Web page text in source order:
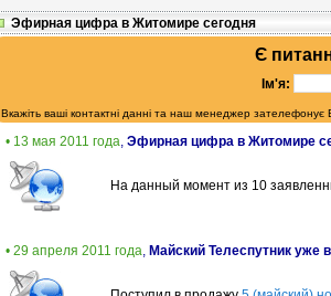
Эфирная цифра в Житомире сегодня
Є
Ім'я:
Вкажіть ваші контактні данні та наш менеджер зателефонує
• 13 мая 2011 года, Эфирная цифра в Житомире
На данный момент из 10
• 29 апреля 2011 года, Майский Телеспутник уже